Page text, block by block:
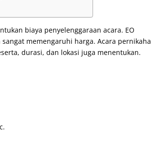
biaya penyelenggaraan acara. EO
memengaruhi harga. Acara
durasi, dan lokasi juga menentukan.